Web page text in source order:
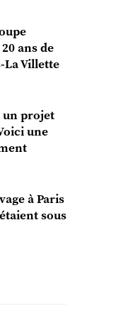
ans de
Villette
un projet
une
à Paris
sous